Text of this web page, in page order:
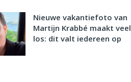
Nieuwe vakantiefoto van
Martijn Krabbé maakt veel
los: dit valt iedereen op